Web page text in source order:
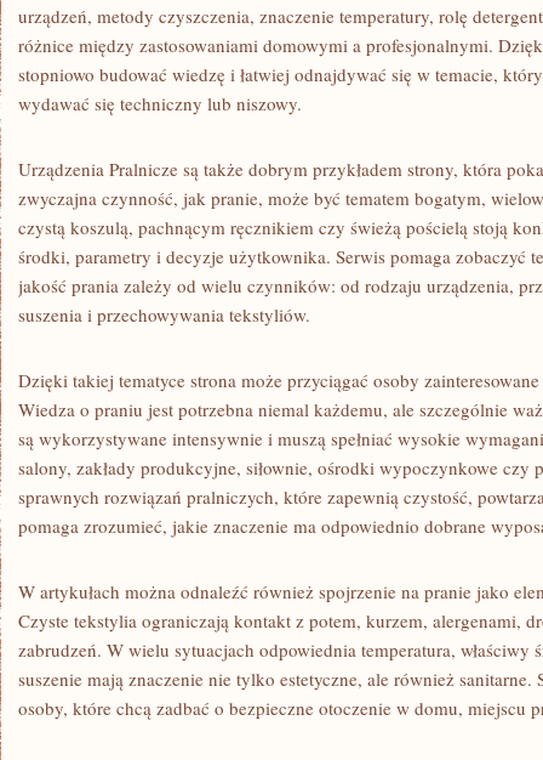
urządzeń, metody czyszczenia, znaczenie temperatury, rolę
różnice między zastosowaniami domowymi a profesjonalnymi.
stopniowo budować wiedzę i łatwiej odnajdywać się w temacie,
wydawać się techniczny lub niszowy.
Urządzenia Pralnicze są także dobrym przykładem strony, która
zwyczajna czynność, jak pranie, może być tematem bogatym,
czystą koszulą, pachnącym ręcznikiem czy świeżą pościelą stoją
środki, parametry i decyzje użytkownika. Serwis pomaga zobaczyć
jakość prania zależy od wielu czynników: od rodzaju urządzenia,
suszenia i przechowywania tekstyliów.
Dzięki takiej tematyce strona może przyciągać osoby
Wiedza o praniu jest potrzebna niemal każdemu, ale szczególnie
są wykorzystywane intensywnie i muszą spełniać wysokie
salony, zakłady produkcyjne, siłownie, ośrodki wypoczynkowe czy
sprawnych rozwiązań pralniczych, które zapewnią czystość,
pomaga zrozumieć, jakie znaczenie ma odpowiednio dobrane
W artykułach można odnaleźć również spojrzenie na pranie jako
Czyste tekstylia ograniczają kontakt z potem, kurzem, alergenami,
zabrudzeń. W wielu sytuacjach odpowiednia temperatura, właściwy
suszenie mają znaczenie nie tylko estetyczne, ale również sanitarne.
osoby, które chcą zadbać o bezpieczne otoczenie w domu, miejscu